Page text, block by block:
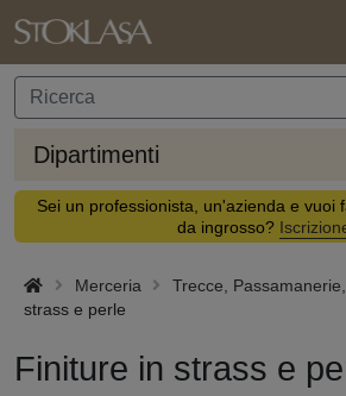
Dipartimenti
Sei un professionista, un'azienda e vuoi
da ingrosso?
Merceria Trecce,
strass e perle
Finiture in strass e